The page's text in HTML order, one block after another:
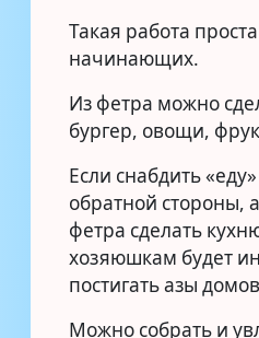
Такая работа
начинающих.
Из фетра можно
бургер, овощи,
Если снабдить
обратной стороны,
фетра сделать
хозяюшкам будет
постигать азы
Можно собрать и